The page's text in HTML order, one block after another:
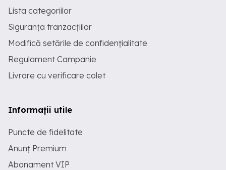
Lista categoriilor
Siguranța tranzacțiilor
Modifică setările de confidențialitate
Regulament Campanie
Livrare cu verificare colet
Informații utile
Puncte de fidelitate
Anunț Premium
Abonament VIP